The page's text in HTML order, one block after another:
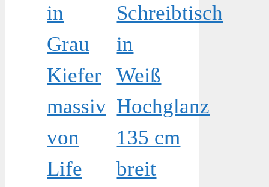
in
Grau
Kiefer
massiv
von
Life
Schreibtisch
in
Weiß
Hochglanz
135 cm
breit